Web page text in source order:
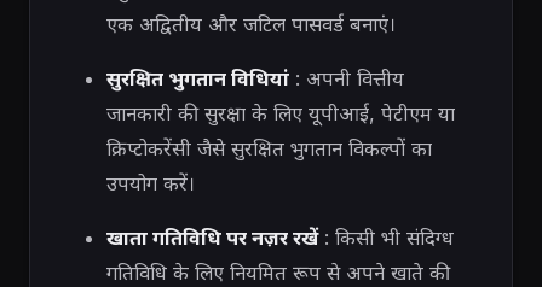
एक अद्वितीय और जटिल पासवर्ड बनाएं।
सुरक्षित भुगतान विधियां: अपनी वित्तीय
जानकारी की सुरक्षा के लिए यूपीआई, पेटीएम या
क्रिप्टोकरेंसी जैसे सुरक्षित भुगतान विकल्पों का
उपयोग करें।
खाता गतिविधि पर नज़र रखें: किसी भी संदिग्ध
गतिविधि के लिए नियमित रूप से अपने खाते की